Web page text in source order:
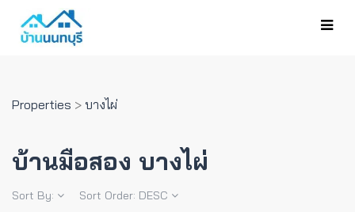
Properties > บางไผ่
บ้านมือสอง บางไผ่
Sort By: Sort Order: DESC